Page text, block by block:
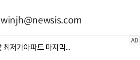
winjh@newsis.com